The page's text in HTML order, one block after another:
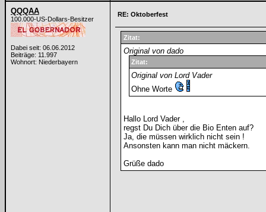
QQQAA
100.000-US-Dollars-Besitzer
Dabei seit: 06.06.2012
Beiträge: 11.997
Wohnort: Niederbayern
RE: Oktoberfest
Zitat:
Original von dado
Zitat:
Original von Lord Vader
Ohne Worte
Hallo Lord Vader ,
regst Du Dich über die Bio Enten auf?
Ja, die müssen wirklich nicht sein !
Ansonsten kann man nicht mäckern.
Grüße dado